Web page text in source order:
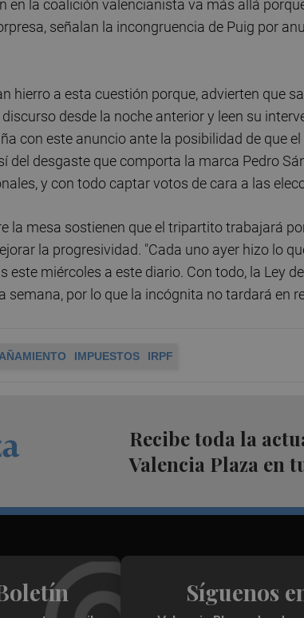
en la coalición valencianista va más allá
señalan la incongruencia de Puig por
hierro a esta cuestión porque, advierten que
desde la noche anterior y leen su
con este anuncio ante la posibilidad de que
del desgaste que comporta la marca Pedro
y con todo captar votos de cara a las
la mesa sostienen que el tripartito trabajará
la progresividad. "Cada uno ayer hizo lo
miércoles a este diario. Con todo, la Ley
semana, por lo que la incógnita no tardará en
IMPUESTOS IRPF
Recibe toda la
Valencia Plaza en
Síguenos